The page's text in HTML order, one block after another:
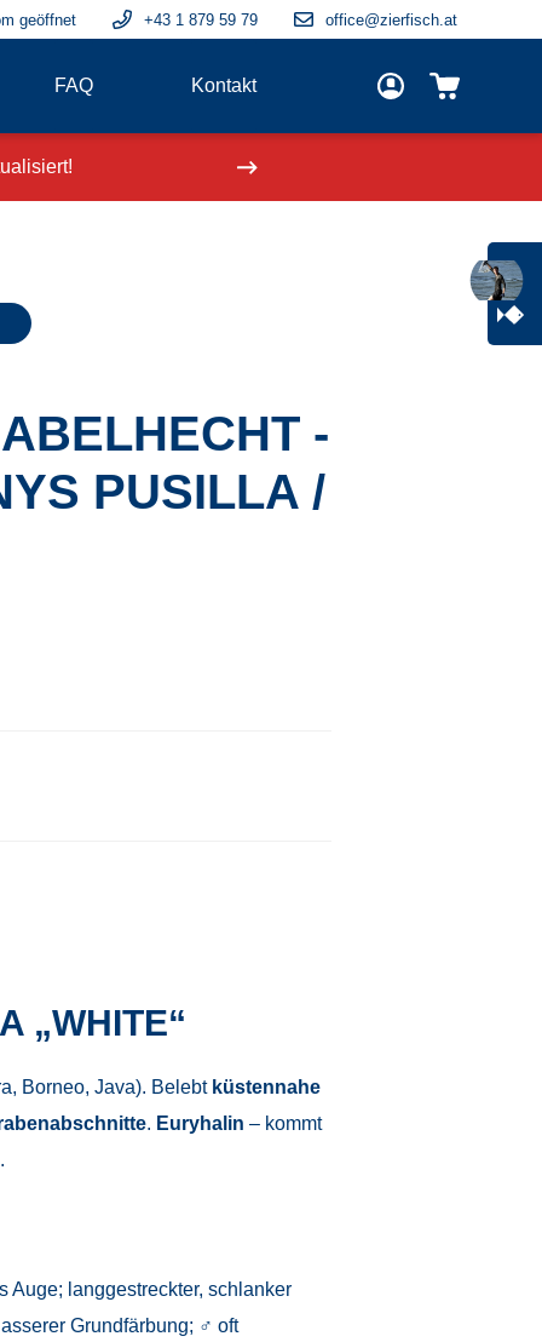
geöffnet +43 1 879 59 79 office@zierfisch.at
FAQ Kontakt
-
PUSILLA /
„WHITE“
Borneo, Java). Belebt küstennahe
. Euryhalin – kommt
Auge; langgestreckter, schlanker
Grundfärbung; ♂ oft